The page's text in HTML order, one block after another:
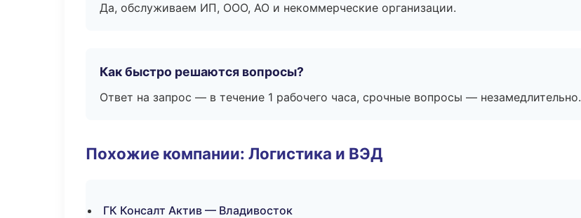
Да, обслуживаем ИП, ООО, АО и некоммерческие организации.
Как быстро решаются вопросы?
Ответ на запрос — в течение 1 рабочего часа, срочные вопросы — незамедлительно.
Похожие компании: Логистика и ВЭД
ГК Консалт Актив — Владивосток